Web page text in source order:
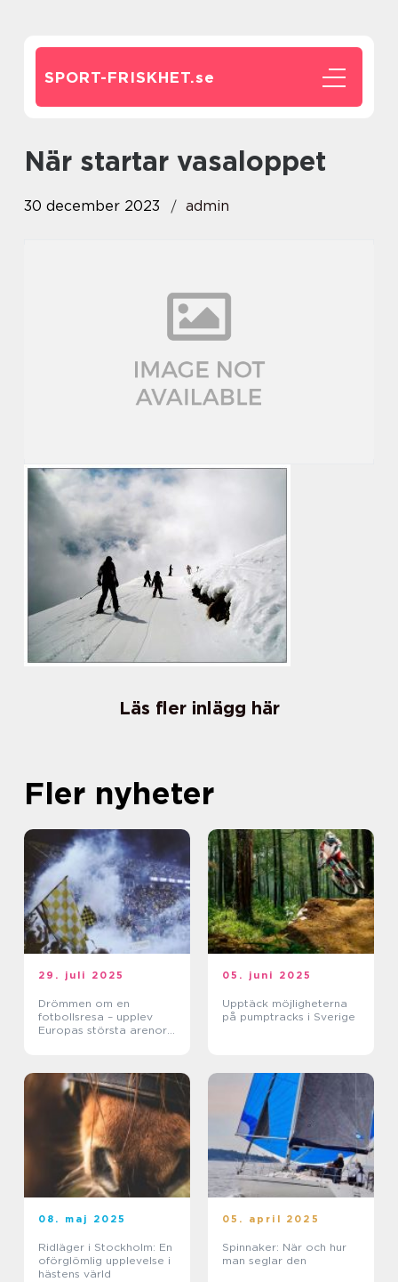
SPORT-FRISKHET.se
när startar vasaloppet
30 december 2023 admin
Läs fler inlägg här
Fler nyheter
29. juli 2025
Drömmen om en
fotbollsresa – upplev
Europas största arenor
05. juni 2025
Upptäck möjligheterna
på pumptracks i Sverige
08. maj 2025
Ridläger i Stockholm: En
oförglömlig upplevelse i
hästens värld
05. april 2025
Spinnaker: När och hur
man seglar den